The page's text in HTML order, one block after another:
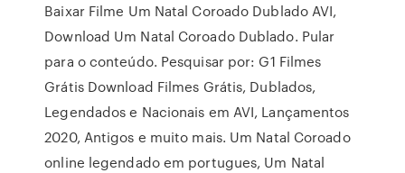
Baixar Filme Um Natal Coroado Dublado AVI,
Download Um Natal Coroado Dublado. Pular
para o conteúdo. Pesquisar por: G1 Filmes
Grátis Download Filmes Grátis, Dublados,
Legendados e Nacionais em AVI, Lançamentos
2020, Antigos e muito mais. Um Natal Coroado
online legendado em portugues, Um Natal